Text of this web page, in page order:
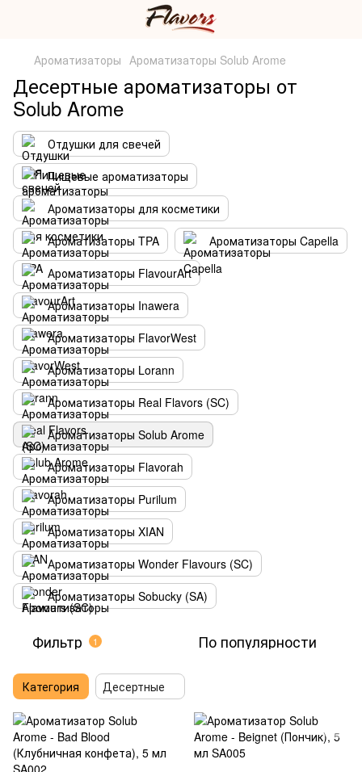
Ароматизаторы Ароматизаторы Solub Arome
Десертные ароматизаторы от
Solub Arome
Отдушки для свечей
Пищевые ароматизаторы
Ароматизаторы для косметики
Ароматизаторы TPA
Ароматизаторы Capella
Ароматизаторы FlavourArt
Ароматизаторы Inawera
Ароматизаторы FlavorWest
Ароматизаторы Lorann
Ароматизаторы Real Flavors (SC)
Ароматизаторы Solub Arome
Ароматизаторы Flavorah
Ароматизаторы Purilum
Ароматизаторы XIAN
Ароматизаторы Wonder Flavours (SC)
Ароматизаторы Sobucky (SA)
Фильтр 1 По популярности
Категория Десертные